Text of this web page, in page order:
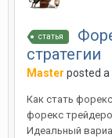
статья
стратегии
Master posted a
Как стать
форекс
Идеальный